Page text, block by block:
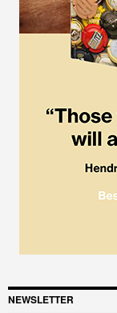
NEWSLETTER